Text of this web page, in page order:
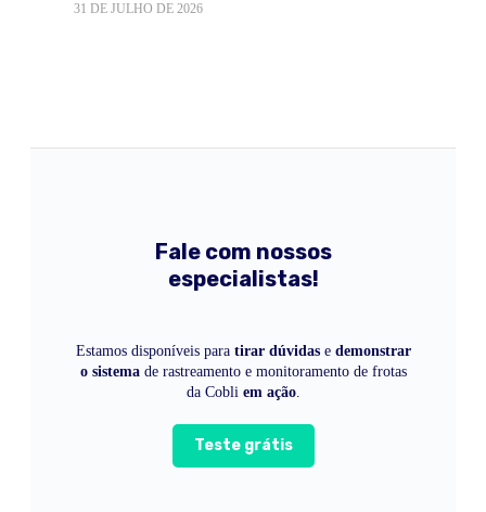
31 DE JULHO DE 2026
Fale com nossos
especialistas!
Estamos disponíveis para tirar dúvidase demonstrar
o sistemade rastreamento e monitoramento de frotas
da Cobli em ação.
Teste grátis